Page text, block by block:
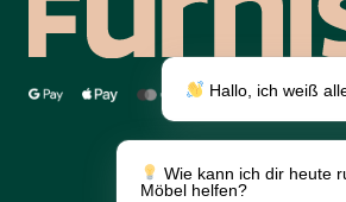
Hallo, ich weiß
Wie kann ich dir heute
Möbel helfen?